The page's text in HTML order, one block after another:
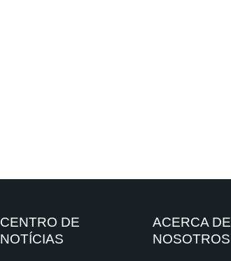
CENTRO DE
NOTÍCIAS
ACERCA DE
NOSOTROS